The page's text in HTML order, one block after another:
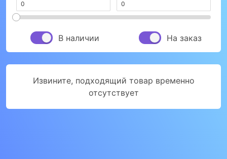
В наличии На заказ
Извините, подходящий товар временно
отсутствует